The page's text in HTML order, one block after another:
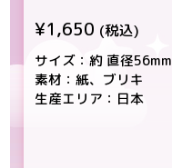
¥1,650 (税込)
サイズ：約 直径56mm
素材：紙、ブリキ
生産エリア：日本